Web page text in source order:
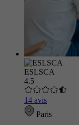
ESLSCA
4.5
14 avis
Paris